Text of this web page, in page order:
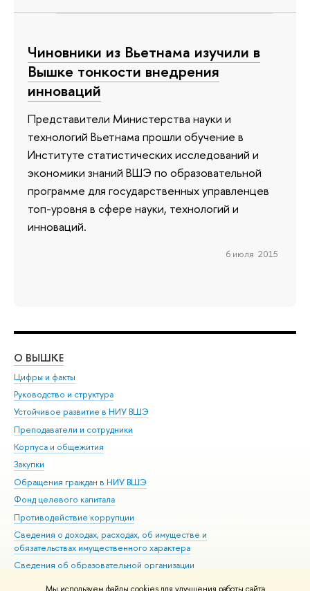
Чиновники из Вьетнама изучили в
Вышке тонкости внедрения
инноваций
Представители Министерства науки и
технологий Вьетнама прошли обучение в
Институте статистических исследований и
экономики знаний ВШЭ по образовательной
программе для государственных управленцев
топ-уровня в сфере науки, технологий и
инноваций.
6 июля 2015
О ВЫШКЕ
Цифры и факты
Руководство и структура
Устойчивое развитие в НИУ ВШЭ
Преподаватели и сотрудники
Корпуса и общежития
Закупки
Обращения граждан в НИУ ВШЭ
Фонд целевого капитала
Противодействие коррупции
Сведения о доходах, расходах, об имуществе и
обязательствах имущественного характера
Сведения об образовательной организации
Людям с ограниченными возможностями здоровья